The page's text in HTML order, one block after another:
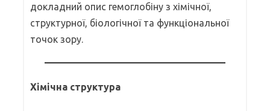
докладний опис гемоглобіну з хімічної,
структурної, біологічної та функціональної
точок зору.
Хімічна структура